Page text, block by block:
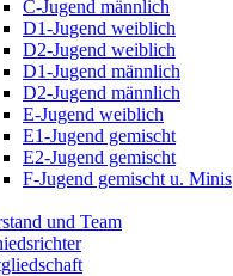
C-Jugend männlich
D1-Jugend weiblich
D2-Jugend weiblich
D1-Jugend männlich
D2-Jugend männlich
E-Jugend weiblich
E1-Jugend gemischt
E2-Jugend gemischt
F-Jugend gemischt u. Minis
und Team